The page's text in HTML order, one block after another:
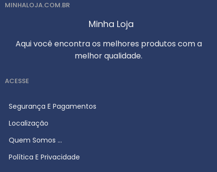
MINHALOJA.COM.BR
Minha Loja
Aqui você encontra os melhores produtos com a
melhor qualidade.
ACESSE
Segurança E Pagamentos
Localização
Quem Somos ...
Política E Privacidade